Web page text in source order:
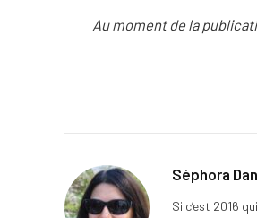
Au moment de la
Séphora
Si c’est 2016